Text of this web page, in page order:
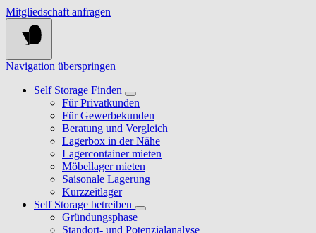
Mitgliedschaft anfragen
Navigation überspringen
Self Storage Finden
Für Privatkunden
Für Gewerbekunden
Beratung und Vergleich
Lagerbox in der Nähe
Lagercontainer mieten
Möbellager mieten
Saisonale Lagerung
Kurzzeitlager
Self Storage betreiben
Gründungsphase
Standort- und Potenzialanalyse